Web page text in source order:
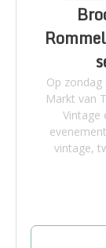
Op
Markt van
Vintage
vintage,